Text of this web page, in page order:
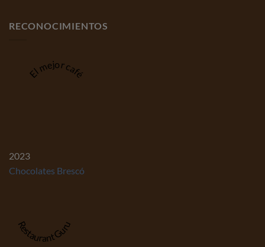
RECONOCIMIENTOS
El mejor café
2023
Chocolates Brescó
Restaurant Guru